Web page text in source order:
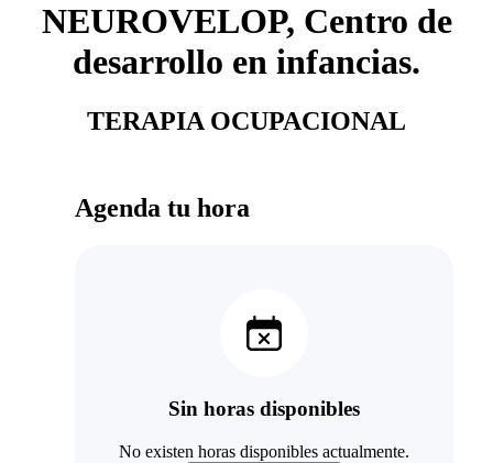
NEUROVELOP, Centro de
desarrollo en infancias.
TERAPIA OCUPACIONAL
Agenda tu hora
Sin horas disponibles
No existen horas disponibles actualmente.